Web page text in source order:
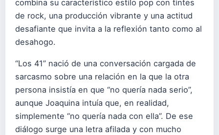
combina su característico estilo pop con tintes
de rock, una producción vibrante y una actitud
desafiante que invita a la reflexión tanto como al
desahogo.
“Los 41” nació de una conversación cargada de
sarcasmo sobre una relación en la que la otra
persona insistía en que “no quería nada serio”,
aunque Joaquina intuía que, en realidad,
simplemente “no quería nada con ella”. De ese
diálogo surge una letra afilada y con mucho